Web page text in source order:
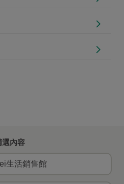
選內容
生活銷售館